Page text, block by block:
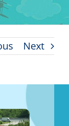
Next